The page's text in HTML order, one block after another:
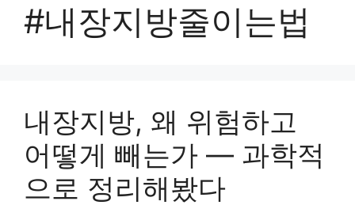
#내장지방줄이는법
내장지방, 왜 위험하고
어떻게 빼는가 — 과학적
으로 정리해봤다